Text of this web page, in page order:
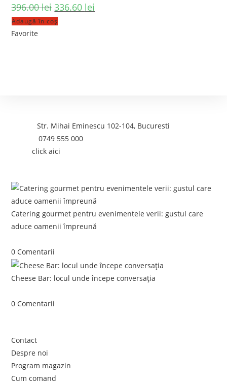
396.00lei 336.60 lei
Adaugă în coș
Favorite
Adresa:Str. Mihai Eminescu 102-104, Bucuresti
Telefon:0749 555 000
Email:click aici
Catering gourmet pentru evenimentele verii: gustul care
aduce oamenii împreună
0 Comentarii
Cheese Bar: locul unde începe conversația
0 Comentarii
Contact
Despre noi
Program magazin
Cum comand